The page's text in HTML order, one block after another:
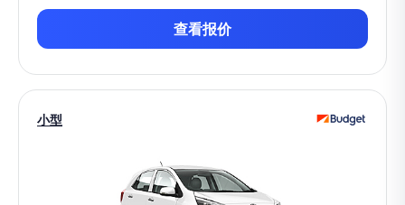
查看报价
小型